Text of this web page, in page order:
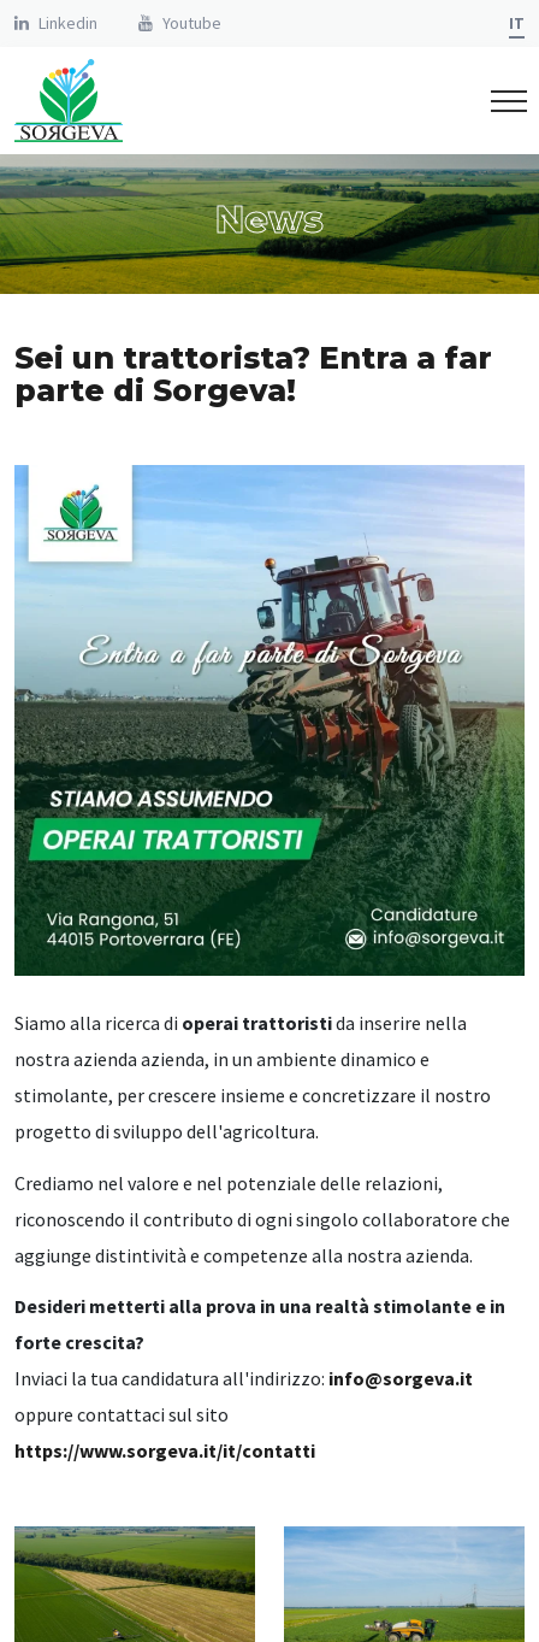
Linkedin Youtube IT
News
Sei un trattorista? Entra a far
parte di Sorgeva!
Siamo alla ricerca di operai trattoristida inserire nella
nostra azienda azienda, in un ambiente dinamico e
stimolante, per crescere insieme e concretizzare il nostro
progetto di sviluppo dell'agricoltura.
Crediamo nel valore e nel potenziale delle relazioni,
riconoscendo il contributo di ogni singolo collaboratore che
aggiunge distintività e competenze alla nostra azienda.
Desideri metterti alla prova in una realtà stimolante e in
forte crescita?
Inviaci la tua candidatura all'indirizzo: info@sorgeva.it
oppure contattaci sul sito
https://www.sorgeva.it/it/contatti